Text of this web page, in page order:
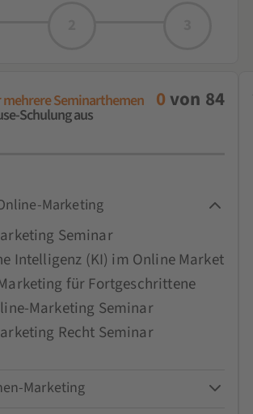
mehrere Seminarthemen
Schulung aus
0von 84
Marketing
Seminar
Intelligenz (KI) im Online Marketing
für Fortgeschrittene
Marketing Seminar
Recht Seminar
Marketing